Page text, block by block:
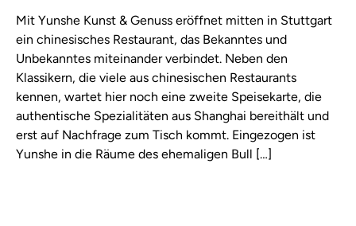
Mit Yunshe Kunst & Genuss eröffnet mitten in Stuttgart
ein chinesisches Restaurant, das Bekanntes und
Unbekanntes miteinander verbindet. Neben den
Klassikern, die viele aus chinesischen Restaurants
kennen, wartet hier noch eine zweite Speisekarte, die
authentische Spezialitäten aus Shanghai bereithält und
erst auf Nachfrage zum Tisch kommt. Eingezogen ist
Yunshe in die Räume des ehemaligen Bull […]